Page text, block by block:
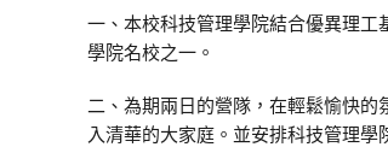
一、本校科技管理學院結合優異理工
學院名校之一。
二、為期兩日的營隊，在輕鬆愉快
入清華的大家庭。並安排科技管理